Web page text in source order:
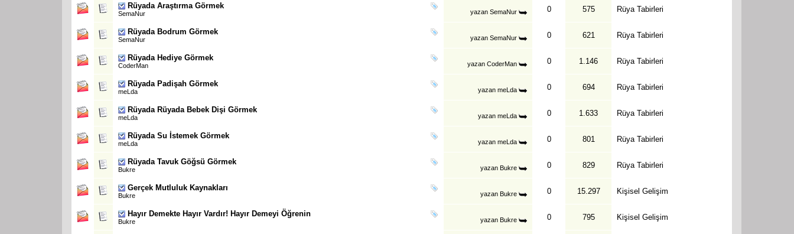
Rüyada Araştırma Görmek
SemaNur yazan SemaNur 0 575 Rüya Tabirleri
Rüyada Bodrum Görmek
SemaNur yazan SemaNur 0 621 Rüya Tabirleri
Rüyada Hediye Görmek
CoderMan yazan CoderMan 0 1.146 Rüya Tabirleri
Rüyada Padişah Görmek
meLda yazan meLda 0 694 Rüya Tabirleri
Rüyada Rüyada Bebek Dişi Görmek
meLda yazan meLda 0 1.633 Rüya Tabirleri
Rüyada Su İstemek Görmek
meLda yazan meLda 0 801 Rüya Tabirleri
Rüyada Tavuk Göğsü Görmek
Bukre yazan Bukre 0 829 Rüya Tabirleri
Gerçek Mutluluk Kaynakları
Bukre yazan Bukre 0 15.297 Kişisel Gelişim
Hayır Demekte Hayır Vardır! Hayır Demeyi Öğrenin
Bukre yazan Bukre 0 795 Kişisel Gelişim